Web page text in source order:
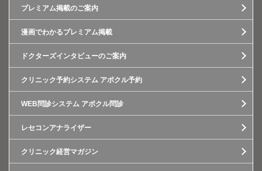
プレミアム掲載のご案内
漫画でわかるプレミアム掲載
ドクターズインタビューのご案内
クリニック予約システム アポクル予約
WEB問診システム アポクル問診
レセコンアナライザー
クリニック経営マガジン